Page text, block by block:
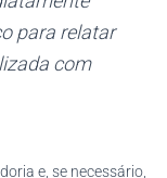
para relatar
com
e, se necessário,